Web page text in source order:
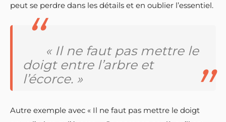
peut se perdre dans les détails et en oublier l’essentiel.
« Il ne faut pas mettre le
doigt entre l’arbre et
l’écorce. »
Autre exemple avec « Il ne faut pas mettre le doigt